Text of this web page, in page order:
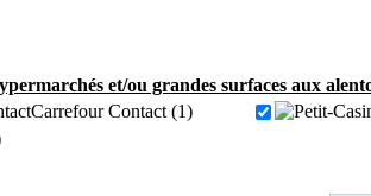
et/ou grandes surfaces aux
Carrefour Contact (1)